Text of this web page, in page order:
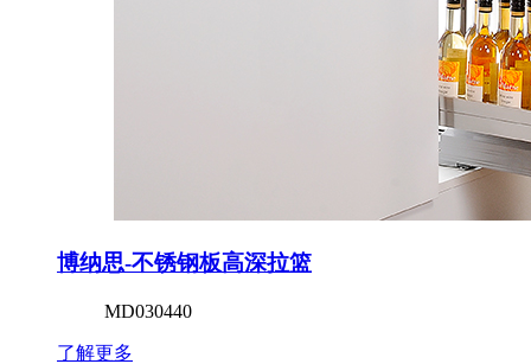
博纳思-不锈钢板高深拉篮
MD030440
了解更多